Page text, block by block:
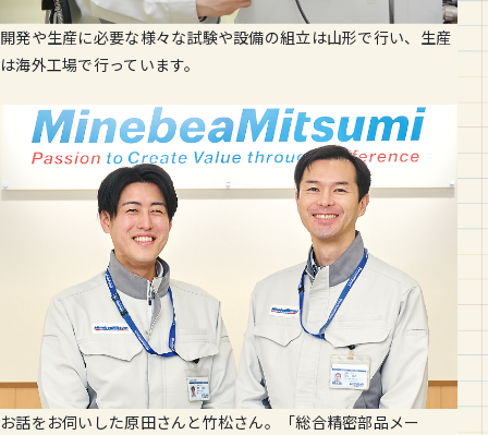
開発や生産に必要な様々な試験や設備の組立は山形で行い、生産
は海外工場で行っています。
お話をお伺いした原田さんと竹松さん。「総合精密部品メー